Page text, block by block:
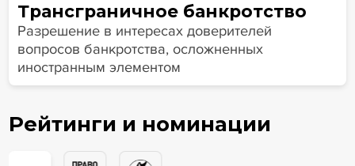
Трансграничное банкротство
Разрешение в интересах доверителей
вопросов банкротства, осложненных
иностранным элементом
Рейтинги и номинации